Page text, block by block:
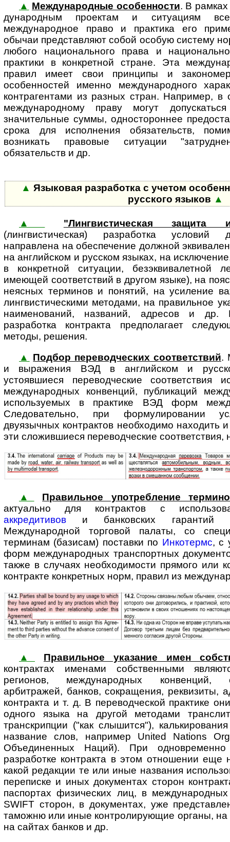
▲ Международные особенности. В
ду­на­род­ным проектам и ситуациям
международное право и практика его
обычаи представляют собой особую систему
любого национального права и
практики в конкретной стране. Эта
правил имеет свои принципы и
особенностей именно международного
контрагентами из разных стран. Например,
международному праву могут
значительные суммы, одностороннее
срока для исполнения обязательств,
возникать правовые ситуации
обязательств и др.
▲ Языковая разработка с учетом
русского языков ▲
▲
"Лингвистическая защита
(лингвистическая) разработка условий
направлена на обеспечение должной
на английском и русском языках, на
в конкретной ситуации, безэквивалетной
имеющей соответствий в другом языке), на
неясных терминов и понятий, на усиление
лингвистическими методами, на правильное
наименований, названий, адресов и др.
разработка контракта предполагает
методы, решения.
▲
Подбор переводческих соответствий.
и выражения ВЭД в английском и
устоявшиеся переводческие соответствия
международных конвенций, публикаций
используемых в практике ВЭД форм
Следовательно, при формулировании
двуязычных контрактов необходимо находить
эти сложившиеся переводческие соответствия,
▲
Правильное употребление
актуально для контрактов с
аккредитивов и банковских гарантий
Международной торговой палаты, со
терминам (базисам) поставки по Инкотермс, с
форм международных транспортных
также в случаях необходимости прямого или
контракте конкретных норм, правил из
▲
Правильное указание имен
контрактах именами соб­ст­вен­ны­ми
регионов, международных конвенций,
арбитражей, банков, сокращения, реквизиты,
контракта и т. д. В переводческой практике
одного языка на другой методами
транскрипции ("как слышится"),
название слов, например United Nations
Объединенных Наций). При
разработке контракта в этом отношении еще
какой редакции те или иные названия
переписке и иных документах сторон
паспортах физических лиц, в
SWIFT сторон, в документах, уже
таможню или иные контролирующие органы, на
на сайтах банков и др.